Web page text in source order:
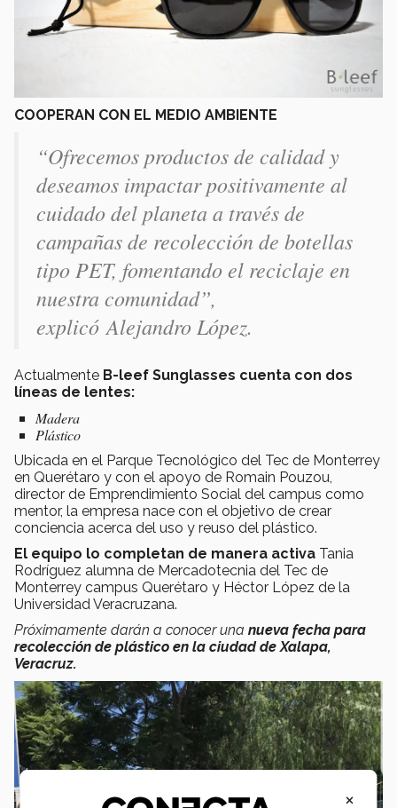
COOPERAN CON EL MEDIO AMBIENTE
“Ofrecemos productos de calidad y
deseamos impactar positivamente al
cuidado del planeta a través de
campañas de recolección de botellas
tipo PET, fomentando el reciclaje en
nuestra comunidad”,
explicó Alejandro López.
Actualmente B-leef Sunglasses cuenta con dos
líneas de lentes:
Madera
Plástico
Ubicada en el Parque Tecnológico del Tec de Monterrey
en Querétaro y con el apoyo de Romain Pouzou,
director de Emprendimiento Social del campus como
mentor, la empresa nace con el objetivo de crear
conciencia acerca del uso y reuso del plástico.
El equipo lo completan de manera activa Tania
Rodríguez alumna de Mercadotecnia del Tec de
Monterrey campus Querétaro y Héctor López de la
Universidad Veracruzana.
Próximamente darán a conocer una nueva fecha para
recolección de plástico en la ciudad de Xalapa,
Veracruz.
×